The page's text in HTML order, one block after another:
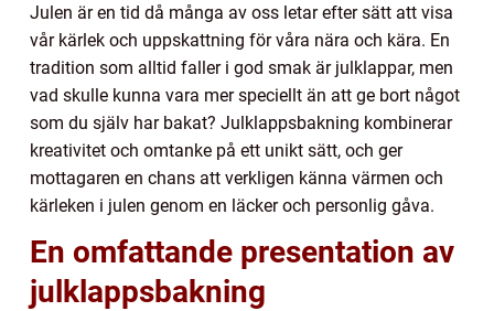
Julen är en tid då många av oss letar efter sätt att visa
vår kärlek och uppskattning för våra nära och kära. En
tradition som alltid faller i god smak är julklappar, men
vad skulle kunna vara mer speciellt än att ge bort något
som du själv har bakat? Julklappsbakning kombinerar
kreativitet och omtanke på ett unikt sätt, och ger
mottagaren en chans att verkligen känna värmen och
kärleken i julen genom en läcker och personlig gåva.
En omfattande presentation av
julklappsbakning